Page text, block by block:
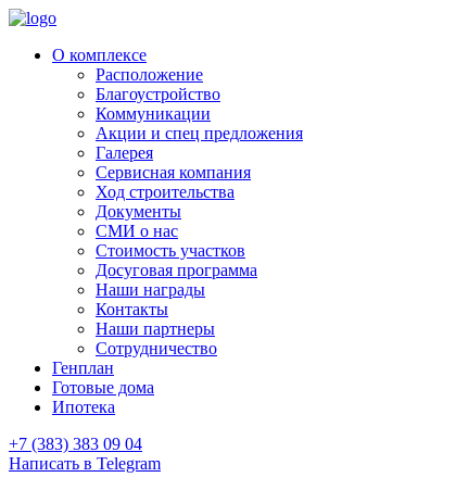
О комплексе
Расположение
Благоустройство
Коммуникации
Акции и спец предложения
Галерея
Сервисная компания
Ход строительства
Документы
СМИ о нас
Стоимость участков
Досуговая программа
Наши награды
Контакты
Наши партнеры
Сотрудничество
Генплан
Готовые дома
Ипотека
+7 (383) 383 09 04
Написать в Telegram